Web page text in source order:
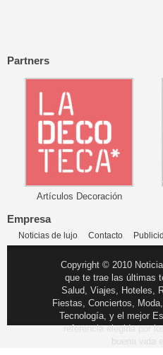
Partners
Artículos Decoración
Empresa
Noticias de lujo Contacto
Copyright © 2010
que te trae las últimas
Salud, Viajes, Hoteles,
Fiestas, Conciertos,
Tecnología, y el mejor
referencia elegida por